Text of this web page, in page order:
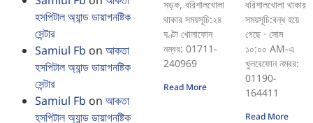
হসপিটাল অ্যান্ড ডায়াগনষ্টিক
সেন্টার
Samiul Fb on আকতা
হসপিটাল অ্যান্ড ডায়াগনষ্টিক
সেন্টার
Samiul Fb on আকতা
হসপিটাল অ্যান্ড ডায়াগনষ্টিক
সড়ক, বরিশালখোলা
থাকার সময়সূচি:২৪
ঘণ্টা খোলাফোন
নম্বর: 01711-
240969
Read More
বরিশালখোলা থাকার
সময়সূচি:বন্ধ হয়ে
গেছে ⋅ সোম
১০:০০ AM-এ
খুলবেফোন নম্বর:
01190-
164411
Read More